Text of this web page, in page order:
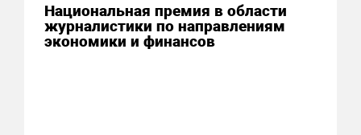
Национальная премия в области
журналистики по направлениям
экономики и финансов